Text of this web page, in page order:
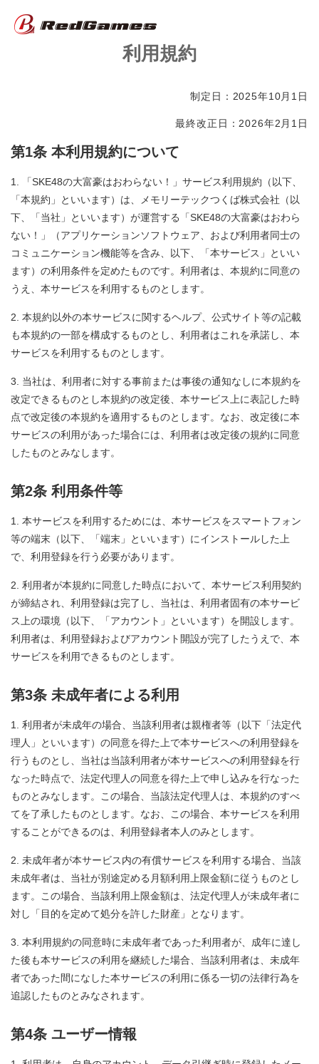
利用規約
制定日：2025年10月1日
最終改正日：2026年2月1日
第1条 本利用規約について
「SKE48の大富豪はおわらない！」サービス利用規約（以下、
「本規約」といいます）は、メモリーテックつくば株式会社（以
下、「当社」といいます）が運営する「SKE48の大富豪はおわら
ない！」（アプリケーションソフトウェア、および利用者同士の
コミュニケーション機能等を含み、以下、「本サービス」といい
ます）の利用条件を定めたものです。利用者は、本規約に同意の
うえ、本サービスを利用するものとします。
本規約以外の本サービスに関するヘルプ、公式サイト等の記載
も本規約の一部を構成するものとし、利用者はこれを承諾し、本
サービスを利用するものとします。
当社は、利用者に対する事前または事後の通知なしに本規約を
改定できるものとし本規約の改定後、本サービス上に表記した時
点で改定後の本規約を適用するものとします。なお、改定後に本
サービスの利用があった場合には、利用者は改定後の規約に同意
したものとみなします。
第2条 利用条件等
本サービスを利用するためには、本サービスをスマートフォン
等の端末（以下、「端末」といいます）にインストールした上
で、利用登録を行う必要があります。
利用者が本規約に同意した時点において、本サービス利用契約
が締結され、利用登録は完了し、当社は、利用者固有の本サービ
ス上の環境（以下、「アカウント」といいます）を開設します。
利用者は、利用登録およびアカウント開設が完了したうえで、本
サービスを利用できるものとします。
第3条 未成年者による利用
利用者が未成年の場合、当該利用者は親権者等（以下「法定代
理人」といいます）の同意を得た上で本サービスへの利用登録を
行うものとし、当社は当該利用者が本サービスへの利用登録を行
なった時点で、法定代理人の同意を得た上で申し込みを行なった
ものとみなします。この場合、当該法定代理人は、本規約のすべ
てを了承したものとします。なお、この場合、本サービスを利用
することができるのは、利用登録者本人のみとします。
未成年者が本サービス内の有償サービスを利用する場合、当該
未成年者は、当社が別途定める月額利用上限金額に従うものとし
ます。この場合、当該利用上限金額は、法定代理人が未成年者に
対し「目的を定めて処分を許した財産」となります。
本利用規約の同意時に未成年者であった利用者が、成年に達し
た後も本サービスの利用を継続した場合、当該利用者は、未成年
者であった間になした本サービスの利用に係る一切の法律行為を
追認したものとみなされます。
第4条 ユーザー情報